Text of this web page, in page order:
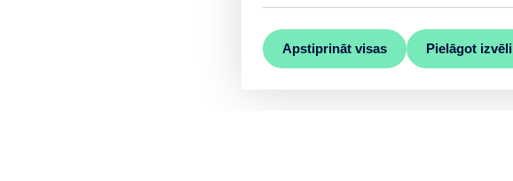
Apstiprināt visas Pielāgot izvēli